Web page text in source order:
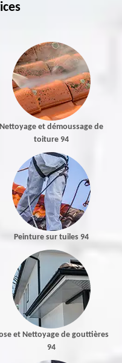
Nettoyage et démoussage de
toiture 94
Peinture sur tuiles 94
et Nettoyage de gouttières
94